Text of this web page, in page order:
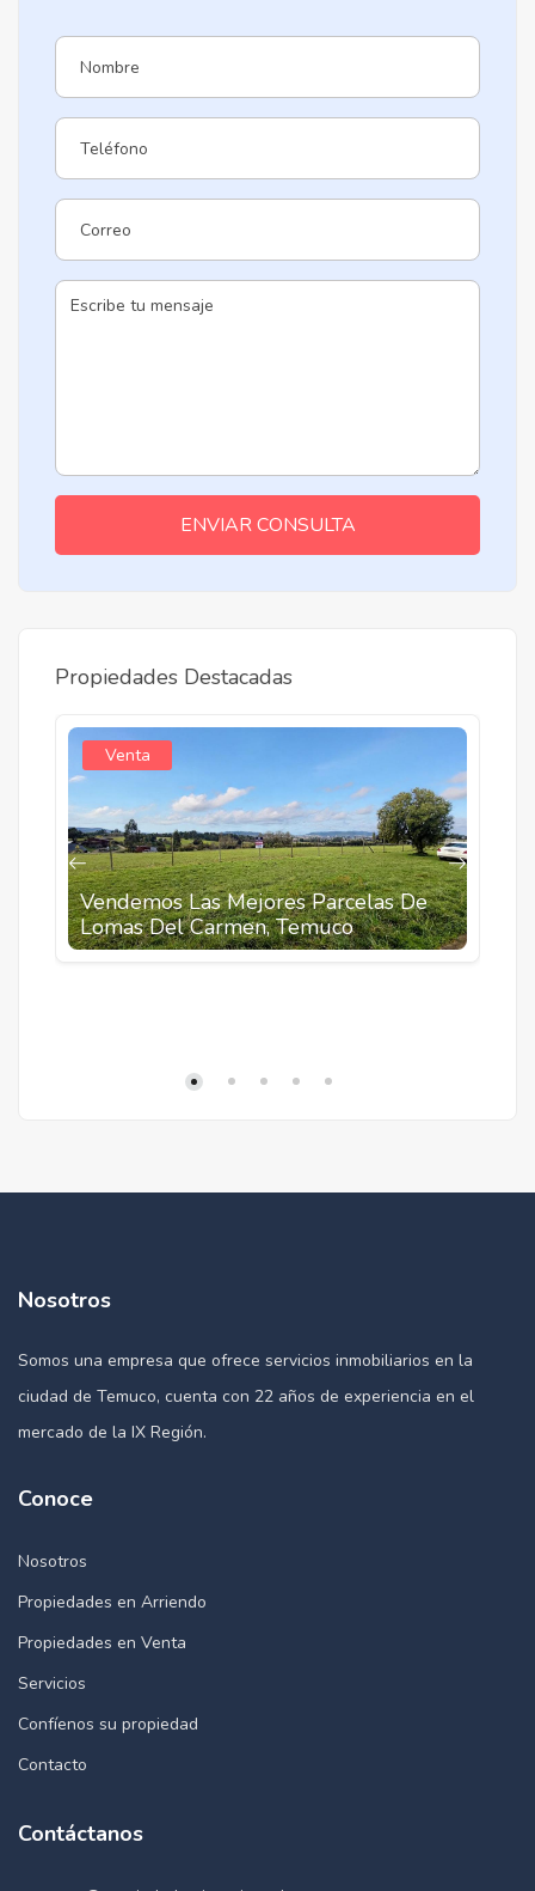
ENVIAR CONSULTA
Propiedades Destacadas
Venta
Vendemos Las Mejores Parcelas De
Lomas Del Carmen, Temuco
Nosotros
Somos una empresa que ofrece servicios inmobiliarios en la
ciudad de Temuco, cuenta con 22 años de experiencia en el
mercado de la IX Región.
Conoce
Nosotros
Propiedades en Arriendo
Propiedades en Venta
Servicios
Confíenos su propiedad
Contacto
Contáctanos